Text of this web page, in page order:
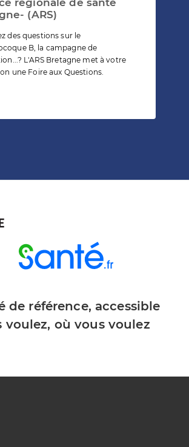
(ARS)
des questions sur le
B, la campagne de
L'ARS Bretagne met à votre
une Foire aux Questions.
lecture
de référence, accessible
voulez, où vous voulez